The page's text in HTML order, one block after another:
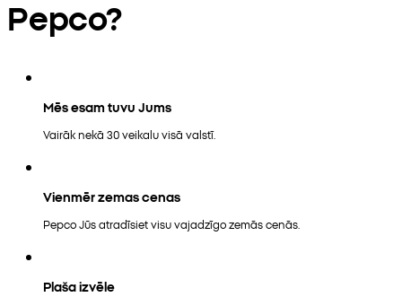
Pepco?
Mēs esam tuvu Jums
Vairāk nekā 30 veikalu visā valstī.
Vienmēr zemas cenas
Pepco Jūs atradīsiet visu vajadzīgo zemās cenās.
Plaša izvēle